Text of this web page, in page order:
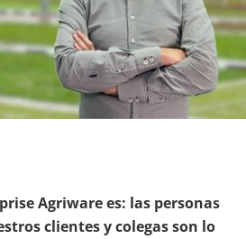
Agriware es: las personas
clientes y colegas son lo